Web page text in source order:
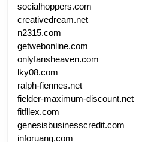
socialhoppers.com
creativedream.net
n2315.com
getwebonline.com
onlyfansheaven.com
lky08.com
ralph-fiennes.net
fielder-maximum-discount.net
fitfllex.com
genesisbusinesscredit.com
inforuang.com